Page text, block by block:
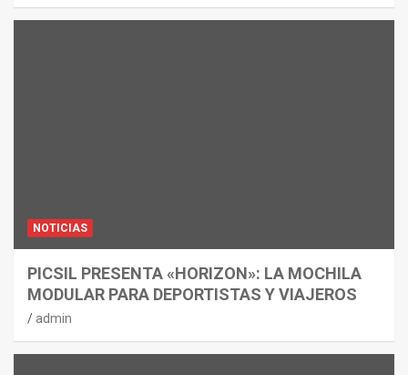
NOTICIAS
PICSIL PRESENTA «HORIZON»: LA MOCHILA
MODULAR PARA DEPORTISTAS Y VIAJEROS
admin